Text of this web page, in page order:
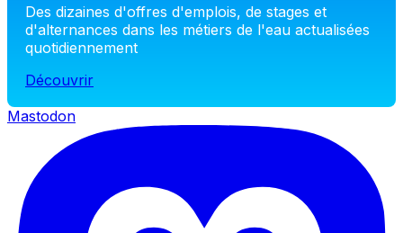
Des dizaines d'offres d'emplois, de stages et
d'alternances dans les métiers de l'eau actualisées
quotidiennement
Découvrir
Mastodon